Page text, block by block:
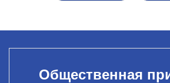
Общественная